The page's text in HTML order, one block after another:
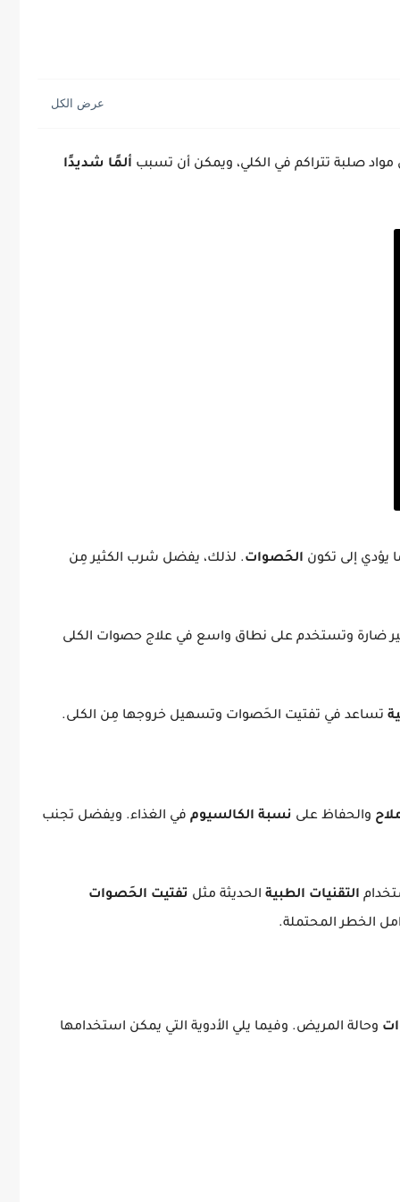
صلبة تتراكم في الكلي، ويمكن أن تسبب ألمًا شديدًا
يؤدي إلى تكون الحَصوات. لذلك، يفضل شرب الكثير مِن
ضارة وتستخدم على نطاق واسع في علاج حصوات الكلى
تساعد في تفتيت الحَصوات وتسهيل خروجها مِن الكلى.
والحفاظ على نسبة الكالسيوم في الغذاء. ويفضل تجنب
التقنيات الطبية الحديثة مثل تفتيت الحَصوات
الخطر المحتملة.
وحالة المريض. وفيما يلي الأدوية التي يمكن استخدامها